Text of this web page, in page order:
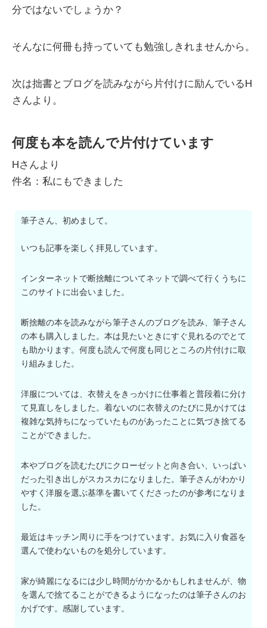
分ではないでしょうか？
そんなに何冊も持っていても勉強しきれませんから。
次は拙書とブログを読みながら片付けに励んでいるH
さんより。
何度も本を読んで片付けています
Hさんより
件名：私にもできました
筆子さん、初めまして。
いつも記事を楽しく拝見しています。
インターネットで断捨離についてネットで調べて行くうちに
このサイトに出会いました。
断捨離の本を読みながら筆子さんのブログを読み、筆子さん
の本も購入しました。本は見たいときにすぐ見れるのでとて
も助かります。何度も読んで何度も同じところの片付けに取
り組みました。
洋服については、衣替えをきっかけに仕事着と普段着に分け
て見直しをしました。着ないのに衣替えのたびに見かけては
複雑な気持ちになっていたものがあったことに気づき捨てる
ことができました。
本やブログを読むたびにクローゼットと向き合い、いっぱい
だった引き出しがスカスカになりました。筆子さんがわかり
やすく洋服を選ぶ基準を書いてくださったのが参考になりま
した。
最近はキッチン周りに手をつけています。お気に入り食器を
選んで使わないものを処分しています。
家が綺麗になるには少し時間がかかるかもしれませんが、物
を選んで捨てることができるようになったのは筆子さんのお
かげです。感謝しています。